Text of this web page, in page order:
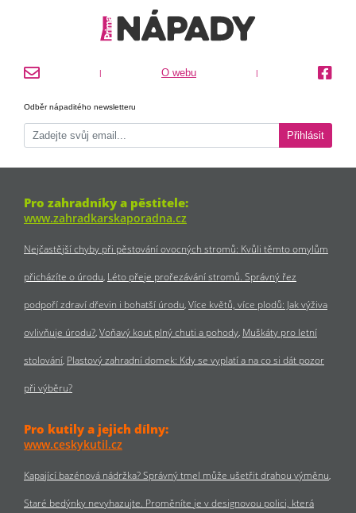
| O webu |
Odběr nápaditého newsletteru
Přihlásit
Pro zahradníky a pěstitele:
www.zahradkarskaporadna.cz
Nejčastější chyby při pěstování ovocných stromů: Kvůli těmto omylům
přicházíte o úrodu Léto přeje prořezávání stromů. Správný řez
podpoří zdraví dřevin i bohatší úrodu Více květů, více plodů: Jak výživa
ovlivňuje úrodu? Voňavý kout plný chuti a pohody Muškáty pro letní
stolování Plastový zahradní domek: Kdy se vyplatí a na co si dát pozor
při výběru?
Pro kutily a jejich dílny:
www.ceskykutil.cz
Kapající bazénová nádržka? Správný tmel může ušetřit drahou výměnu
Staré bedýnky nevyhazujte. Proměníte je v designovou polici, která